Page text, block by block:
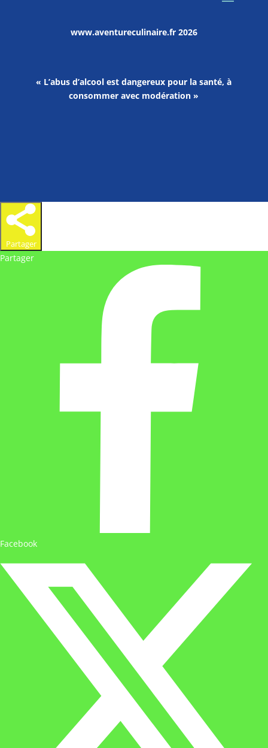
www.aventureculinaire.fr2026
« L’abus d’alcool est dangereux pour la santé, à
consommer avec modération »
Partager
Partager
Facebook